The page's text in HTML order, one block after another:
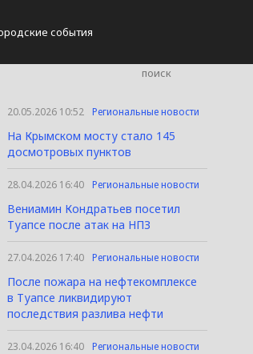
события
20.05.2026 10:52 Региональные новости
На Крымском мосту стало 145
досмотровых пунктов
28.04.2026 16:40 Региональные новости
Вениамин Кондратьев посетил
Туапсе после атак на НПЗ
27.04.2026 17:40 Региональные новости
После пожара на нефтекомплексе
в Туапсе ликвидируют
последствия разлива нефти
23.04.2026 16:40 Региональные новости